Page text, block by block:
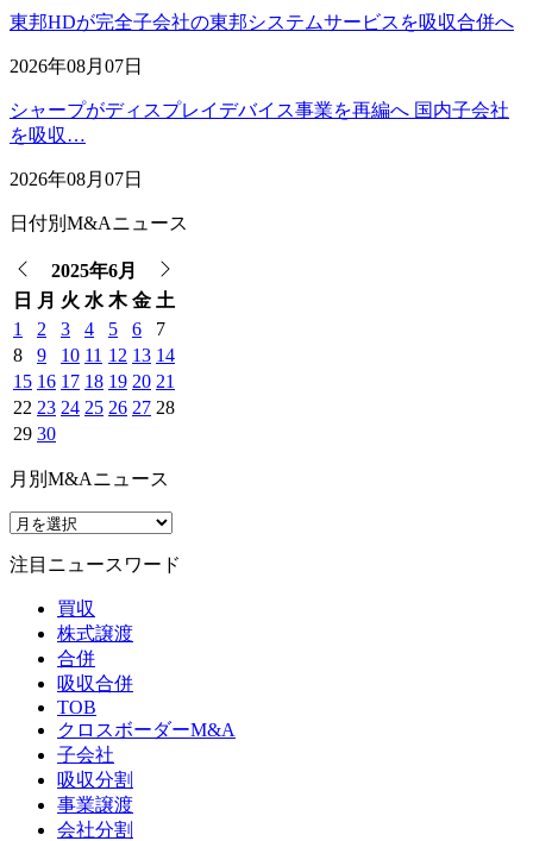
東邦HDが完全子会社の東邦システムサービスを吸収合併へ
2026年08月07日
シャープがディスプレイデバイス事業を再編へ 国内子会社
を吸収…
2026年08月07日
日付別M&Aニュース
2025年6月
日
月 火 水 木 金 土
1
2 3 4 5 6
7
8
9 10 11 12 13 14
15 16 17 18 19 20 21
22 23 24 25 26 27 28
29 30
月別M&Aニュース
注目ニュースワード
買収
株式譲渡
合併
吸収合併
TOB
クロスボーダーM&A
子会社
吸収分割
事業譲渡
会社分割